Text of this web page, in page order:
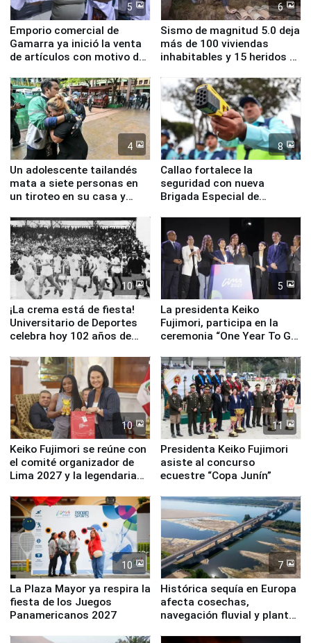
5
Emporio comercial de
Gamarra ya inició la venta
de artículos con motivo de
6
Sismo de magnitud 5.0 deja
más de 100 viviendas
inhabitables y 15 heridos en
4
Un adolescente tailandés
mata a siete personas en
un tiroteo en su casa y
8
Callao fortalece la
seguridad con nueva
Brigada Especial de
equipamiento para
Serenazgo
10
¡La crema está de fiesta!
Universitario de Deportes
celebra hoy 102 años de
5
La presidenta Keiko
Fujimori, participa en la
ceremonia “One Year To Go
10
Keiko Fujimori se reúne con
el comité organizador de
Lima 2027 y la legendaria
11
Presidenta Keiko Fujimori
asiste al concurso
ecuestre “Copa Junín”
10
La Plaza Mayor ya respira la
fiesta de los Juegos
Panamericanos 2027
7
Histórica sequía en Europa
afecta cosechas,
navegación fluvial y plantas